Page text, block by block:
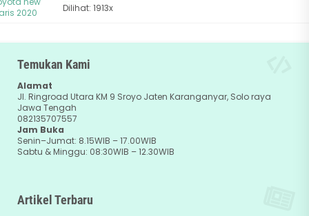
Dilihat: 1913x
Temukan Kami
Alamat
Jl. Ringroad Utara KM 9 Sroyo Jaten Karanganyar, Solo raya
Jawa Tengah
082135707557
Jam Buka
Senin–Jumat: 8.15WIB – 17.00WIB
Sabtu & Minggu: 08:30WIB – 12.30WIB
Artikel Terbaru